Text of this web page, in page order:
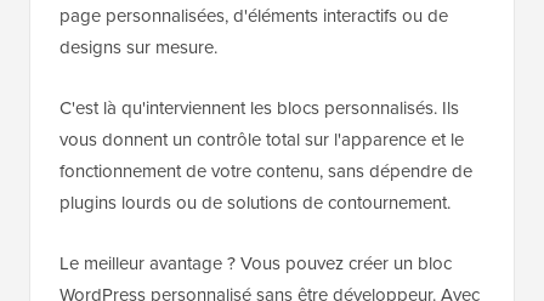
page personnalisées, d'éléments interactifs ou de
designs sur mesure.
C'est là qu'interviennent les blocs personnalisés. Ils
vous donnent un contrôle total sur l'apparence et le
fonctionnement de votre contenu, sans dépendre de
plugins lourds ou de solutions de contournement.
Le meilleur avantage ? Vous pouvez créer un bloc
WordPress personnalisé sans être développeur. Avec